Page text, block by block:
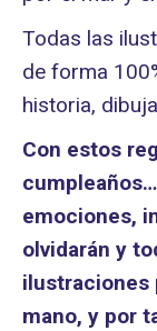
Todas las
de forma
historia,
Con estos
emociones,
olvidarán y
ilustraciones
mano, y por